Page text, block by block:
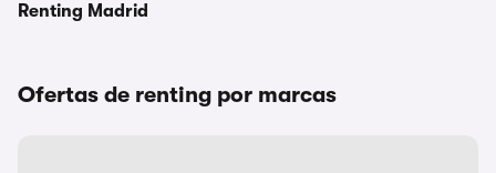
Renting Madrid
Ofertas de renting por marcas